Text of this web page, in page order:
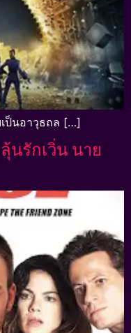
เป็นอาวุธถล […]
นรักเวิ่น นาย